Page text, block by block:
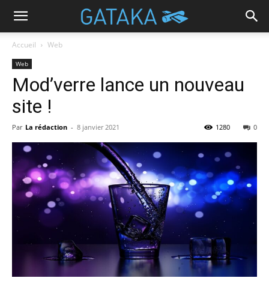
Accueil Web
Web
Mod’verre lance un nouveau
site !
Par La rédaction - 8 janvier 2021 0
1280